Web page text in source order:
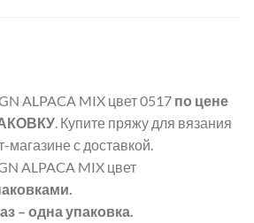
ALPACA MIX цвет 0517 по цене
. Купите пряжу для вязания
магазине с доставкой.
ALPACA MIX цвет
– одна упаковка.